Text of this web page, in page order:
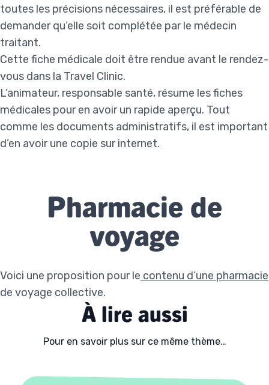
toutes les précisions nécessaires, il est préférable de
demander qu’elle soit complétée par le médecin
traitant.
Cette fiche médicale doit être rendue avant le rendez-
vous dans la Travel Clinic.
L’animateur, responsable santé, résume les fiches
médicales pour en avoir un rapide aperçu. Tout
comme les documents administratifs, il est important
d’en avoir une copie sur internet.
Pharmacie de
voyage
Voici une proposition pour le contenu d’une pharmacie
de voyage collective.
À lire aussi
Pour en savoir plus sur ce même thème…